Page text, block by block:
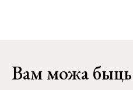
Вам можа быць